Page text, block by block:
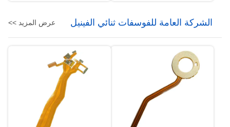
الشركة العامة للفوسفات ثنائي الفينيل
متعدد الكلور مرنة
عرض المزيد >>